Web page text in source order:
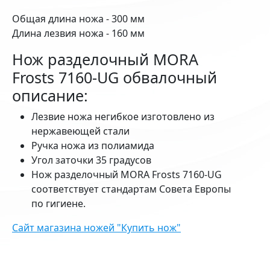
Общая длина ножа - 300 мм
Длина лезвия ножа - 160 мм
Нож разделочный MORA
Frosts 7160-UG обвалочный
описание:
Лезвие ножа негибкое изготовлено из
нержавеющей стали
Ручка ножа из полиамида
Угол заточки 35 градусов
Нож разделочный MORA Frosts 7160-UG
соответствует стандартам Совета Европы
по гигиене.
Сайт магазина ножей "Купить нож"